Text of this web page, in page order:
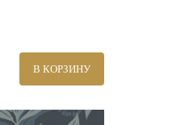
В КОРЗИНУ